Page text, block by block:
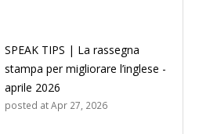
SPEAK TIPS | La rassegna
stampa per migliorare l’inglese -
aprile 2026
posted atApr 27, 2026